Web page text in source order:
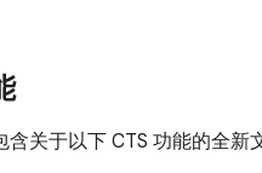
含关于以下 CTS 功能的全新